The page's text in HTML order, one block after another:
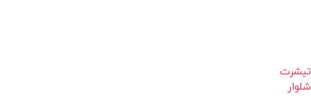
تیشرت
شلوار